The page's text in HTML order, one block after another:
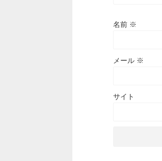
名前 ※
メール ※
サイト